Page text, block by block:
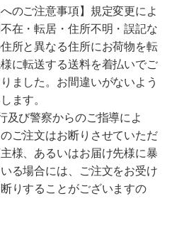
のご注意事項】規定変更によ
在・転居・住所不明・誤記な
所と異なる住所にお荷物を転
に転送する送料を着払いでご
ました。お間違いがないよう
ます。
及び警察からのご指導によ
ご注文はお断りさせていただ
様、あるいはお届け先様に暴
る場合には、ご注文をお受け
りすることがございますの